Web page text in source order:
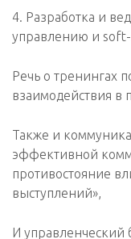
4. Разработка и
управлению и soft-
Речь о тренингах
взаимодействия в
Также и
эффективной
противостояние
выступлений»,
И управленческий